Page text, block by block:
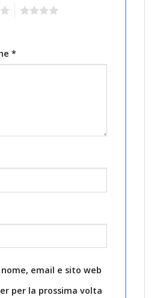
*
email e sito web
per la prossima volta